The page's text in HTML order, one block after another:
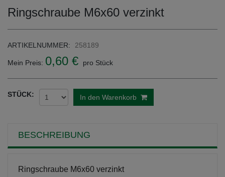
Ringschraube M6x60 verzinkt
ARTIKELNUMMER: 258189
Mein Preis: 0,60 € pro Stück
STÜCK: In den Warenkorb
BESCHREIBUNG
Ringschraube M6x60 verzinkt